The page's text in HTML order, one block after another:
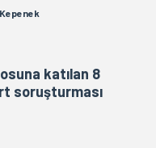
katılan 8
soruşturması